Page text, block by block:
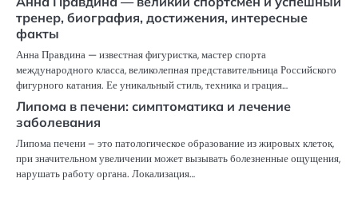
тренер, биография, достижения, интересные
факты
Анна Правдина — известная фигуристка, мастер спорта
международного класса, великолепная представительница Российского
фигурного катания. Ее уникальный стиль, техника и грация…
Липома в печени: симптоматика и лечение
заболевания
Липома печени – это патологическое образование из жировых клеток,
при значительном увеличении может вызывать болезненные ощущения,
нарушать работу органа. Локализация…